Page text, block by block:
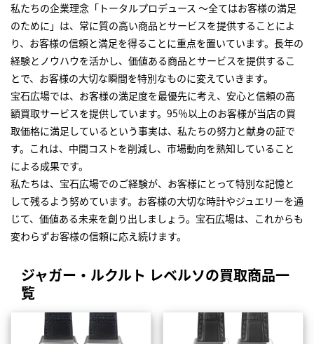
私たちの企業理念「トータルプロデュース ～全てはお客様の満足
のために」は、常に質の高い商品とサービスを提供することによ
り、お客様の信頼と満足を得ることに重点を置いています。長年の
経験とノウハウを活かし、価値ある商品とサービスを提供するこ
とで、お客様の大切な瞬間を特別なものに変えていきます。
宝石広場では、お客様の満足度を最優先に考え、安心と信頼の高
額買取サービスを提供しています。95％以上のお客様が当店の買
取価格に満足しているという事実は、私たちの努力と献身の証で
す。これは、中間コストを削減し、市場動向を熟知していること
による成果です。
私たちは、宝石広場でのご経験が、お客様にとって特別な記憶と
して残るよう努めています。お客様の大切な時計やジュエリーを通
じて、価値ある未来を創り出しましょう。宝石広場は、これからも
変わらずお客様の信頼に応え続けます。
ジャガー・ルクルト レベルソの買取商品一
覧